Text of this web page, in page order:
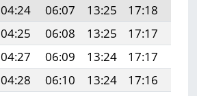
04:24 06:07 13:25 17:18
04:25 06:08 13:25 17:17
04:27 06:09 13:24 17:17
04:28 06:10 13:24 17:16